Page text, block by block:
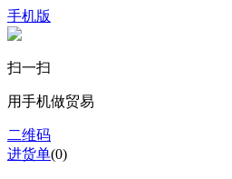
手机版
扫一扫
用手机做贸易
二维码
进货单(0)